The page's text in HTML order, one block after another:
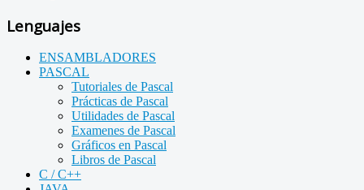
Lenguajes
ENSAMBLADORES
PASCAL
Tutoriales de Pascal
Prácticas de Pascal
Utilidades de Pascal
Examenes de Pascal
Gráficos en Pascal
Libros de Pascal
C / C++